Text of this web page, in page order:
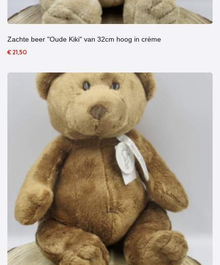
Zachte beer "Oude Kiki" van 32cm hoog in crème
€ 21,50